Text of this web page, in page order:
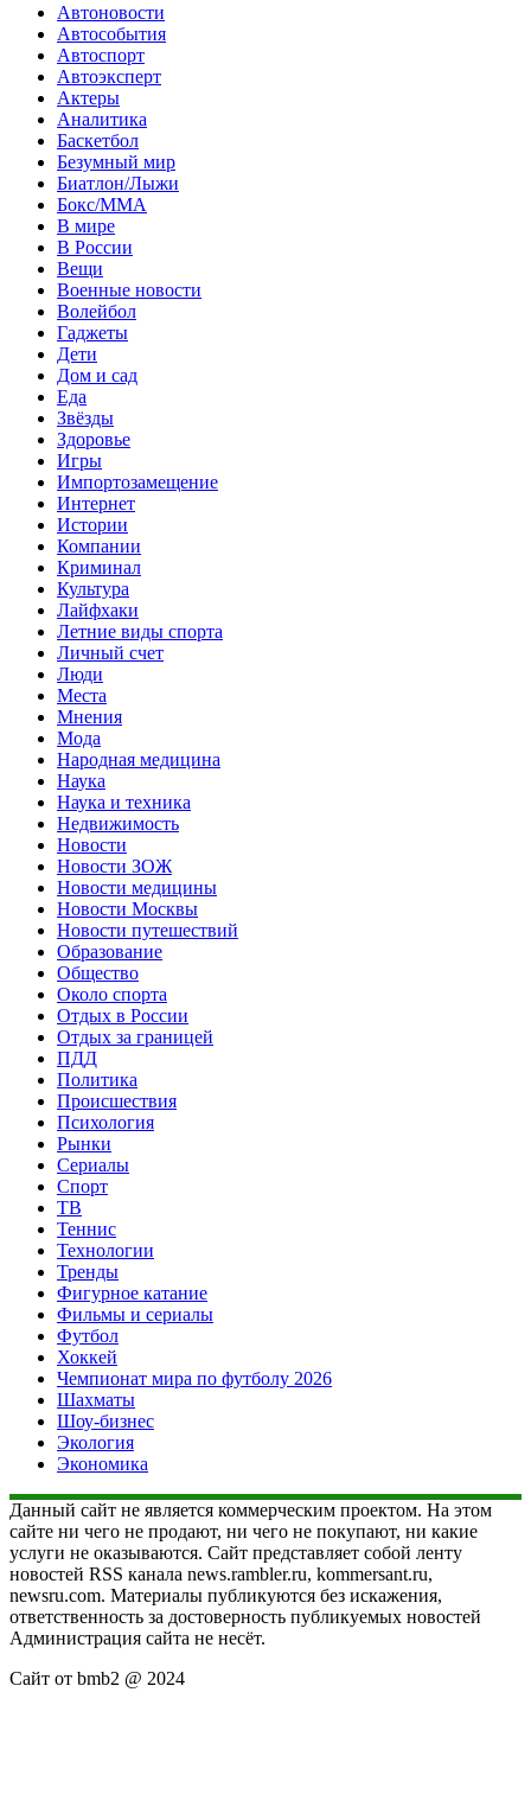
Автоновости
Автособытия
Автоспорт
Автоэксперт
Актеры
Аналитика
Баскетбол
Безумный мир
Биатлон/Лыжи
Бокс/MMA
В мире
В России
Вещи
Военные новости
Волейбол
Гаджеты
Дети
Дом и сад
Еда
Звёзды
Здоровье
Игры
Импортозамещение
Интернет
Истории
Компании
Криминал
Культура
Лайфхаки
Летние виды спорта
Личный счет
Люди
Места
Мнения
Мода
Народная медицина
Наука
Наука и техника
Недвижимость
Новости
Новости ЗОЖ
Новости медицины
Новости Москвы
Новости путешествий
Образование
Общество
Около спорта
Отдых в России
Отдых за границей
ПДД
Политика
Происшествия
Психология
Рынки
Сериалы
Спорт
ТВ
Теннис
Технологии
Тренды
Фигурное катание
Фильмы и сериалы
Футбол
Хоккей
Чемпионат мира по футболу 2026
Шахматы
Шоу-бизнес
Экология
Экономика
Данный сайт не является коммерческим проектом. На этом
сайте ни чего не продают, ни чего не покупают, ни какие
услуги не оказываются. Сайт представляет собой ленту
новостей RSS канала news.rambler.ru, kommersant.ru,
newsru.com. Материалы публикуются без искажения,
ответственность за достоверность публикуемых новостей
Администрация сайта не несёт.
Сайт от bmb2 @ 2024